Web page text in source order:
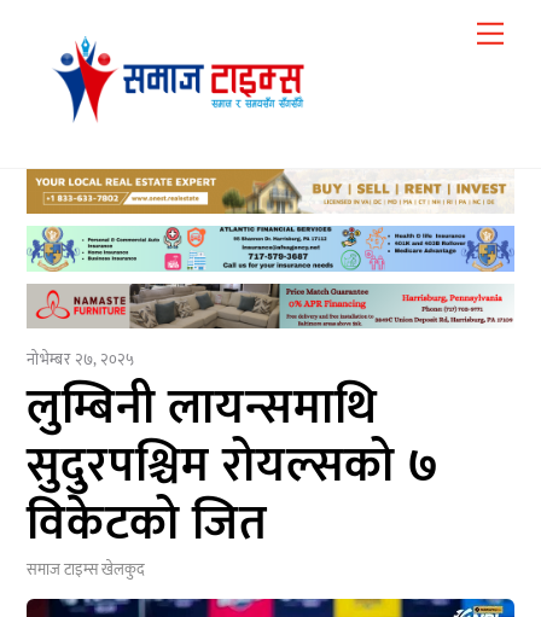
content
नोभेम्बर २७, २०२५
लुम्बिनी लायन्समाथि
सुदुरपश्चिम रोयल्सको ७
विकेटको जित
समाज टाइम्सखेलकुद